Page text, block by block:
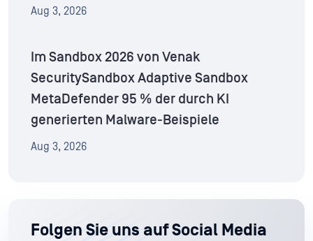
Aug 3, 2026
Im Sandbox 2026 von Venak
SecuritySandbox Adaptive Sandbox
MetaDefender 95 % der durch KI
generierten Malware-Beispiele
Aug 3, 2026
Folgen Sie uns auf Social Media